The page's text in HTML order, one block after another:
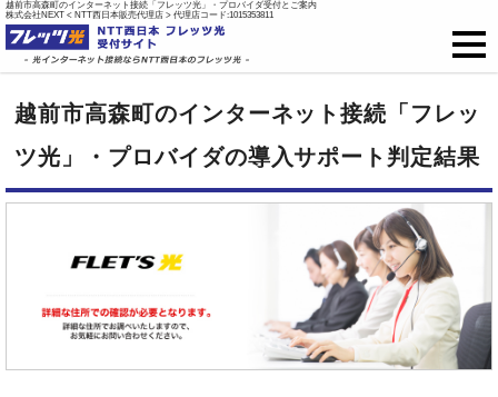
越前市高森町のインターネット接続「フレッツ光」・プロバイダ受付とご案内
株式会社NEXT < NTT西日本販売代理店 > 代理店コード:1015353811
戸建て向け料金
集合住宅向け料金
ご開通までの流れ
オプション
越前市高森町のインターネット接続「フレッ
ツ光」・プロバイダの導入サポート判定結果